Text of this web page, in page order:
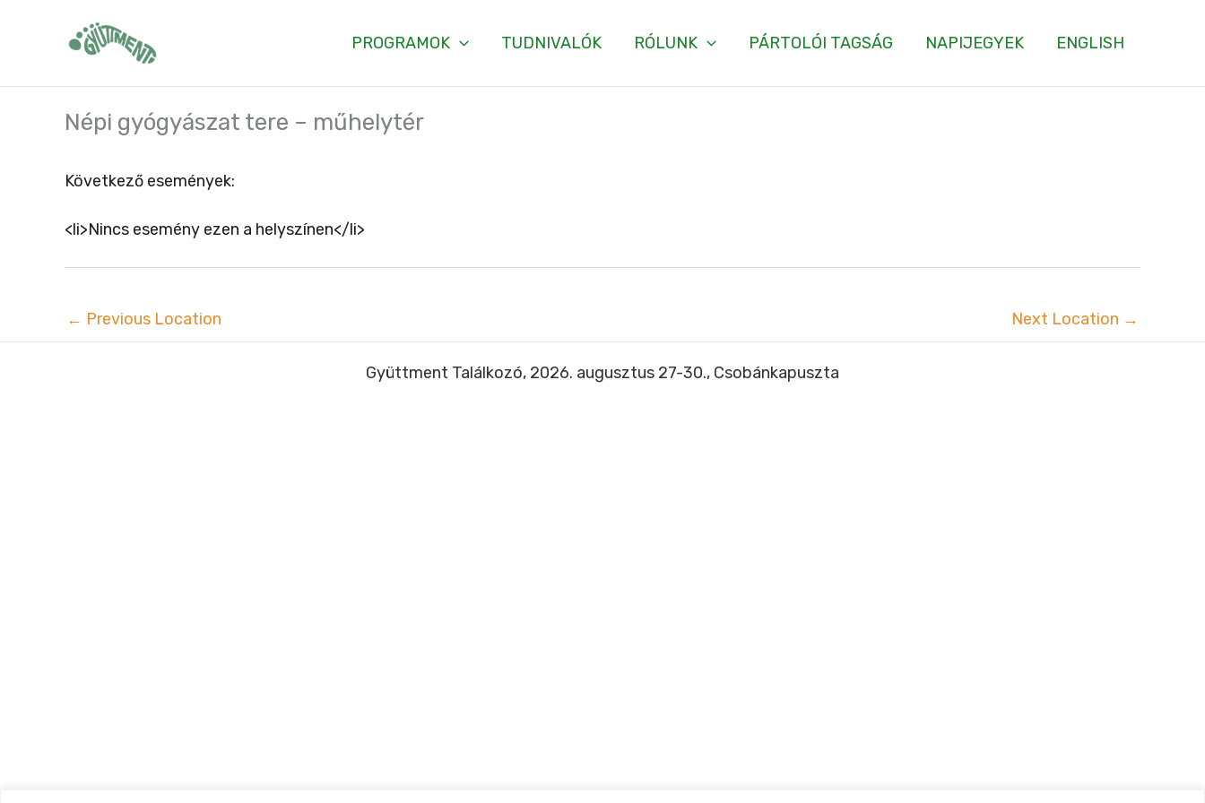
PROGRAMOK TUDNIVALÓK RÓLUNK PÁRTOLÓI TAGSÁG NAPIJEGYEK ENGLISH
Népi gyógyászat tere – műhelytér
Következő események:
<li>Nincs esemény ezen a helyszínen</li>
← Previous Location Next Location →
Gyüttment Találkozó, 2026. augusztus 27-30., Csobánkapuszta